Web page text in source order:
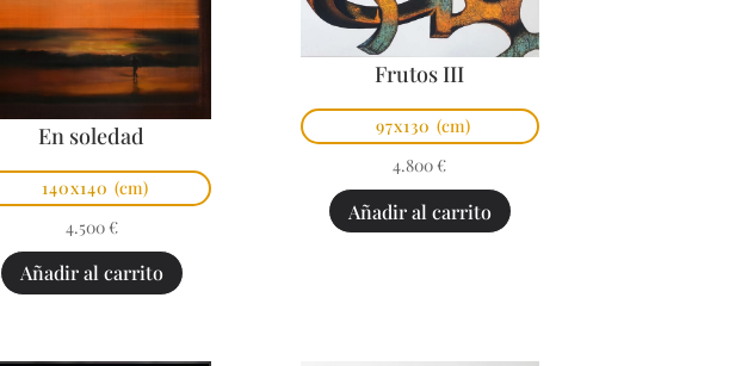
En soledad
140x140 (cm)
4.500 €
Añadir al carrito
Frutos III
97x130 (cm)
4.800 €
Añadir al carrito